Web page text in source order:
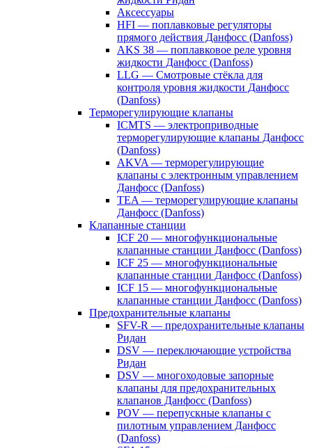
Аксессуары
HFI — поплавковые регуляторы
прямого действия Данфосс (Danfoss)
AKS 38 — поплавковое реле уровня
жидкости Данфосс (Danfoss)
LLG — Смотровые стёкла для
контроля уровня жидкости Данфосс
(Danfoss)
Терморегулирующие клапаны
ICMTS — электроприводные
терморегулирующие клапаны Данфосс
(Danfoss)
AKVA — терморегулирующие
клапаны с электронным управлением
Данфосс (Danfoss)
TEA — терморегулирующие клапаны
Данфосс (Danfoss)
Клапанные станции
ICF 20 — многофункциональные
клапанные станции Данфосс (Danfoss)
ICF 25 — многофункциональные
клапанные станции Данфосс (Danfoss)
ICF 15 — многофункциональные
клапанные станции Данфосс (Danfoss)
Предохранительные клапаны
SFV-R — предохранительные клапаны
Ридан
DSV — переключающие устройства
Ридан
DSV — многоходовые запорные
клапаны для предохранительных
клапанов Данфосс (Danfoss)
POV — перепускные клапаны с
пилотным управлением Данфосс
(Danfoss)